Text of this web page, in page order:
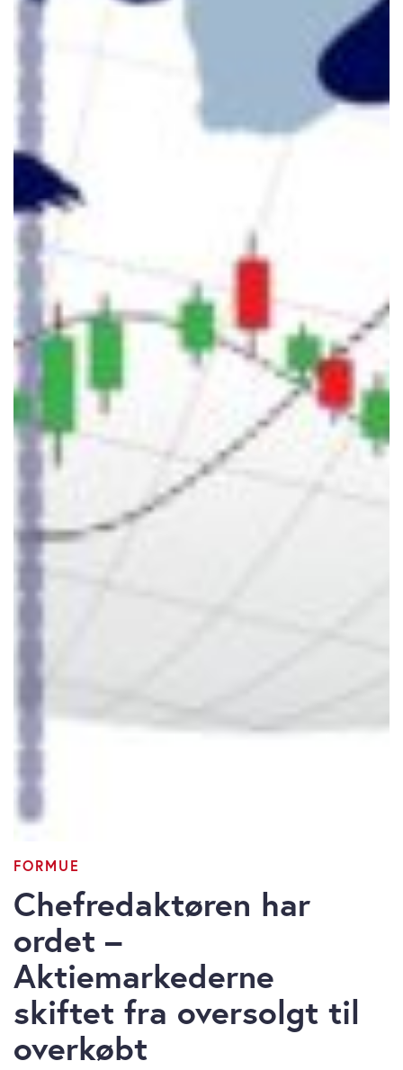
FORMUE
Chefredaktøren har
ordet –
Aktiemarkederne
skiftet fra oversolgt til
overkøbt